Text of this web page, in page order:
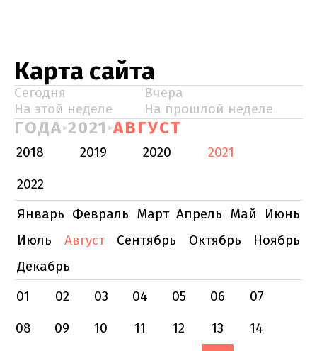
Карта сайта
Сегодня
Вчера
На этой неделе
На прошлой неделе
ГОДА 2021 АВГУСТ
2018 2019 2020
2021
2022
Январь Февраль Март Апрель Май
Июнь
Июль
Август Сентябрь Октябрь
Ноябрь
Декабрь
01
02 03 04 05 06
07
08
09 10 11 12 13
14